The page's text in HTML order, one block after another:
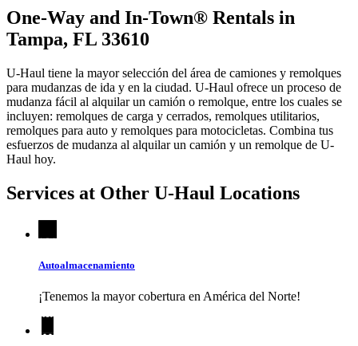
One-Way and In-Town® Rentals in
Tampa, FL 33610
U-Haul tiene la mayor selección del área de camiones y remolques
para mudanzas de ida y en la ciudad. U-Haul ofrece un proceso de
mudanza fácil al alquilar un camión o remolque, entre los cuales se
incluyen: remolques de carga y cerrados, remolques utilitarios,
remolques para auto y remolques para motocicletas. Combina tus
esfuerzos de mudanza al alquilar un camión y un remolque de U-
Haul hoy.
Services at Other U-Haul Locations
Autoalmacenamiento
¡Tenemos la mayor cobertura en América del Norte!